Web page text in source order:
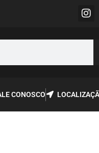
CONOSCO